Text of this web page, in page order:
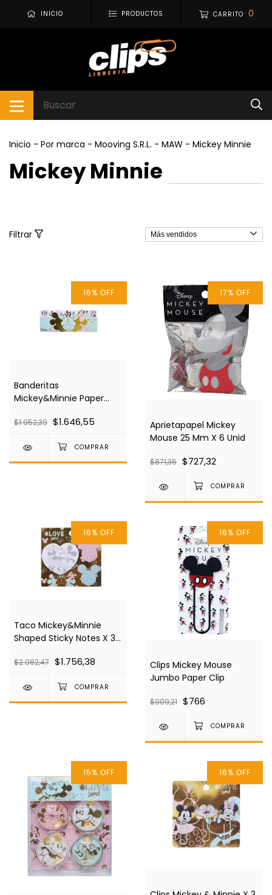
INICIO PRODUCTOS CARRITO 0
Inicio - Por marca - Mooving S.R.L. - MAW - Mickey Minnie
Mickey Minnie
Filtrar
16% OFF
Banderitas
Mickey&Minnie Paper
$1.952,39 $1.646,55
17% OFF
Aprietapapel Mickey
Mouse 25 Mm X 6 Unid
$871,36 $727,32
16% OFF
Taco Mickey&Minnie
Shaped Sticky Notes X 3
$2.082,47 $1.756,38
16% OFF
Clips Mickey Mouse
Jumbo Paper Clip
$909,21 $766
15% OFF 16% OFF